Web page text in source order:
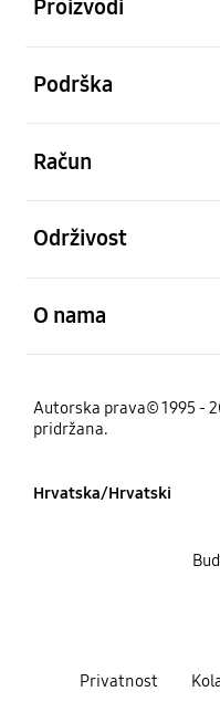
Proizvodi
Podrška
Račun
Održivost
O nama
Autorska prava© 1995 -
pridržana.
Hrvatska/Hrvatski
Privatnost